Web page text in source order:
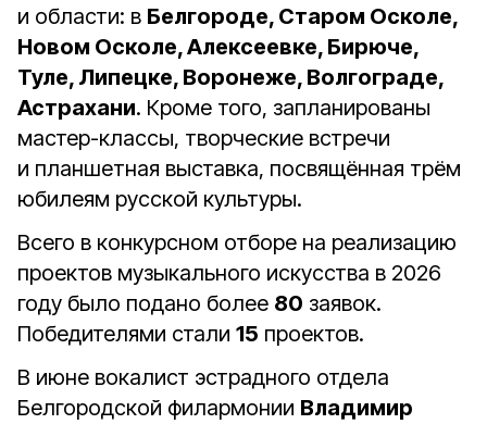
и области: в Белгороде, Старом Осколе,
Новом Осколе, Алексеевке, Бирюче,
Туле, Липецке, Воронеже, Волгограде,
Астрахани. Кроме того, запланированы
мастер-классы, творческие встречи
и планшетная выставка, посвящённая трём
юбилеям русской культуры.
Всего в конкурсном отборе на реализацию
проектов музыкального искусства в 2026
году было подано более 80 заявок.
Победителями стали 15 проектов.
В июне вокалист эстрадного отдела
Белгородской филармонии Владимир